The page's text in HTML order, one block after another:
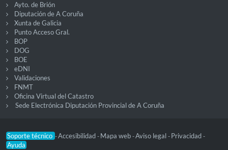
Ayto. de Brión
Diputación de A Coruña
Xunta de Galicia
Punto Acceso Gral.
BOP
DOG
BOE
eDNI
Validaciones
FNMT
Oficina Virtual del Catastro
Sede Electrónica Diputación Provincial de A Coruña
Soporte técnico -Accesibilidad - Mapa web -Aviso legal - Privacidad -
Ayuda